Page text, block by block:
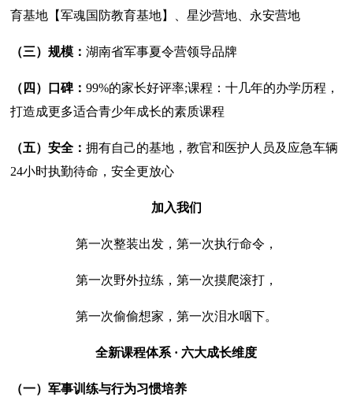
育基地【军魂国防教育基地】、星沙营地、永安营地
（三）规模：湖南省军事夏令营领导品牌
（四）口碑：99%的家长好评率;课程：十几年的办学历程，
打造成更多适合青少年成长的素质课程
（五）安全：拥有自己的基地，教官和医护人员及应急车辆
24小时执勤待命，安全更放心
加入我们
第一次整装出发，第一次执行命令，
第一次野外拉练，第一次摸爬滚打，
第一次偷偷想家，第一次泪水咽下。
全新课程体系 · 六大成长维度
（一）军事训练与行为习惯培养